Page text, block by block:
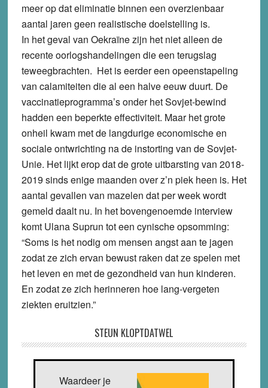
meer op dat eliminatie binnen een overzienbaar
aantal jaren geen realistische doelstelling is.
In het geval van Oekraïne zijn het niet alleen de
recente oorlogshandelingen die een terugslag
teweegbrachten. Het is eerder een opeenstapeling
van calamiteiten die al een halve eeuw duurt. De
vaccinatieprogramma’s onder het Sovjet-bewind
hadden een beperkte effectiviteit. Maar het grote
onheil kwam met de langdurige economische en
sociale ontwrichting na de instorting van de Sovjet-
Unie. Het lijkt erop dat de grote uitbarsting van 2018-
2019 sinds enige maanden over z’n piek heen is. Het
aantal gevallen van mazelen dat per week wordt
gemeld daalt nu. In het bovengenoemde interview
komt Ulana Suprun tot een cynische opsomming:
“Soms is het nodig om mensen angst aan te jagen
zodat ze zich ervan bewust raken dat ze spelen met
het leven en met de gezondheid van hun kinderen.
En zodat ze zich herinneren hoe lang-vergeten
ziekten eruitzien.”
STEUN KLOPTDATWEL
Waardeer je